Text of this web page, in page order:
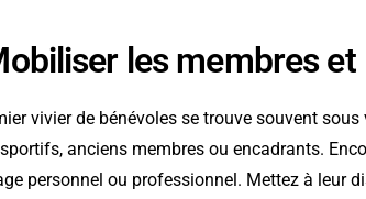
les membres
vivier de bénévoles se trouve souvent
anciens membres ou encadrants.
personnel ou professionnel. Mettez à leur